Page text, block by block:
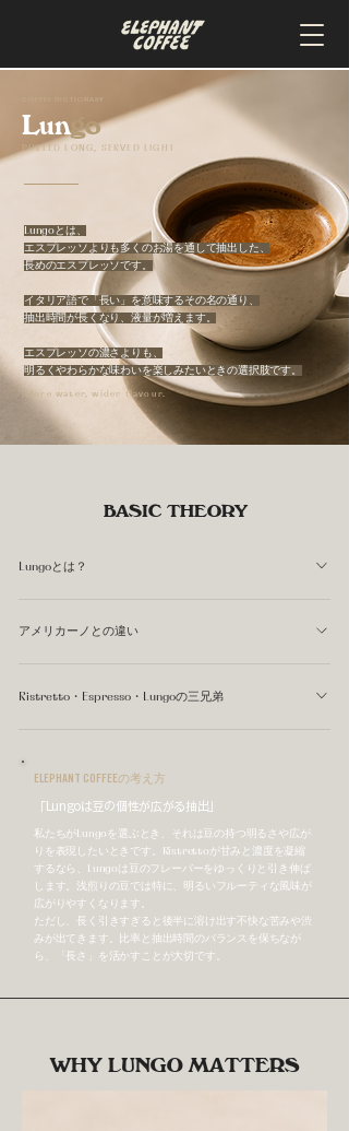
Lungo
Lungoとは、
エスプレッソよりも多くのお湯を通して抽出した、
長めのエスプレッソです。
イタリア語で「長い」を意味するその名の通り、
抽出時間が長くなり、液量が増えます。
エスプレッソの濃さよりも、
明るくやわらかな味わいを楽しみたいときの選択肢です。
COFFEE DICTIONARY
PULLED LONG, SERVED LIGHT
More water, wider flavour.
BASIC THEORY
Lungoとは？
よりも多くのお湯を通して抽出したコーヒーです。Brew
1:1.5〜1:2.5に比べて比率が大きくなります。 液量が増え
アメリカーノとの違い
リンク」に見えますが、作り方が根本的に異なります。
を別途加えます。 この違いが味にも影響します。Lungoは
長い抽出時間の分だけ後半の成分まで引き出されるため、
やや苦みが出やすいです。Americanoはエスプレッソの風
味をそのまま水で希釈するため、よりクリアな印象になり
ます。
Ristretto・Espresso・Lungoの三兄弟
ELEPHANT COFFEEの考え方
「Lungoは豆の個性が広がる抽出」
私たちがLungoを選ぶとき、それは豆の持つ明るさや広が
りを表現したいときです。Ristrettoが甘みと濃度を凝縮
するなら、Lungoは豆のフレーバーをゆっくりと引き伸ば
します。浅煎りの豆では特に、明るいフルーティな風味が
広がりやすくなります。
ただし、長く引きすぎると後半に溶け出す不快な苦みや渋
みが出てきます。比率と抽出時間のバランスを保ちなが
ら、「長さ」を活かすことが大切です。
WHY LUNGO MATTERS